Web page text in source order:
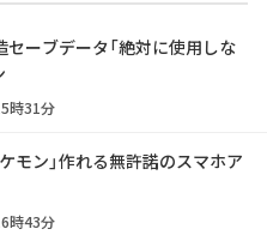
セーブデータ「絶対に使用しな
時31分
モン」作れる無許諾のスマホア
時43分